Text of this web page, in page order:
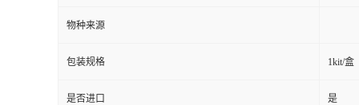
物种来源
包装规格 1kit/盒
是否进口 是